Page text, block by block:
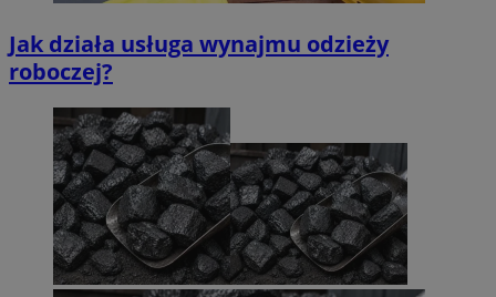
Jak działa usługa wynajmu odzieży
roboczej?